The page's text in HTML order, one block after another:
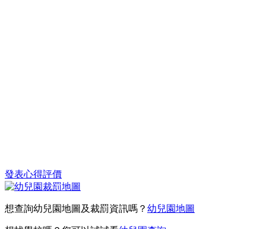
發表心得評價
想查詢幼兒園地圖及裁罰資訊嗎？ 幼兒園地圖